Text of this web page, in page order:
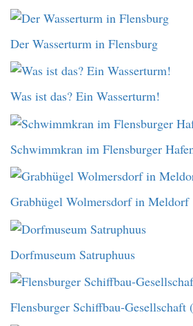
Der Wasserturm in Flensburg
Was ist das? Ein Wasserturm!
Schwimmkran im Flensburger
Grabhügel Wolmersdorf in Meldorf
Dorfmuseum Satruphuus
Flensburger Schiffbau-Gesellschaft